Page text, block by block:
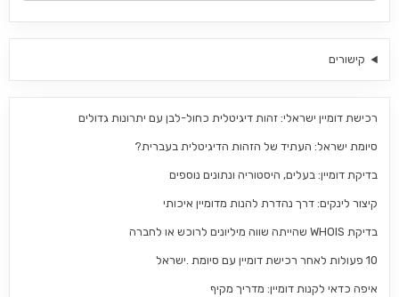
קישורים
רכישת דומיין ישראלי: זהות דיגיטלית כחול-לבן עם יתרונות גדולים
סיומת ישראל: העתיד של הזהות הדיגיטלית בעברית?
בדיקת דומיין: בעלים, היסטוריה ונתונים נוספים
קיצור לינקים: דרך נהדרת להנות מדומיין איכותי
בדיקת WHOIS שהייתה שווה מיליונים לרוכש או לחברה
10 פעולות לאחר רכישת דומיין עם סיומת .ישראל
איפה כדאי לקנות דומיין: מדריך מקיף